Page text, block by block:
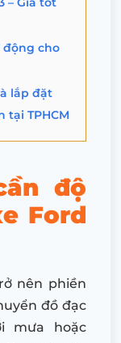
động cho
lắp đặt
tại TPHCM
độ
Ford
nên phiền
đồ đạc
mưa hoặc